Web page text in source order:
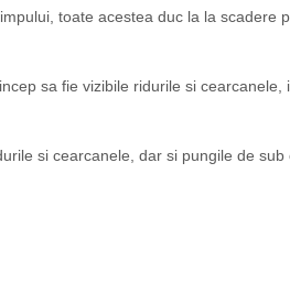
toate acestea duc la la scadere
sa fie vizibile ridurile si cearcanele,
si cearcanele, dar si pungile de sub